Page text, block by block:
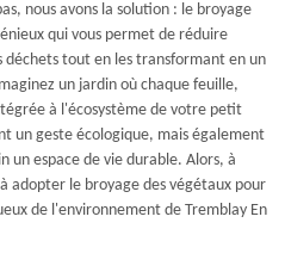
nous avons la solution : le broyage
qui vous permet de réduire
déchets tout en les transformant en un
un jardin où chaque feuille,
à l'écosystème de votre petit
un geste écologique, mais également
un espace de vie durable. Alors, à
adopter le broyage des végétaux pour
de l'environnement de Tremblay En